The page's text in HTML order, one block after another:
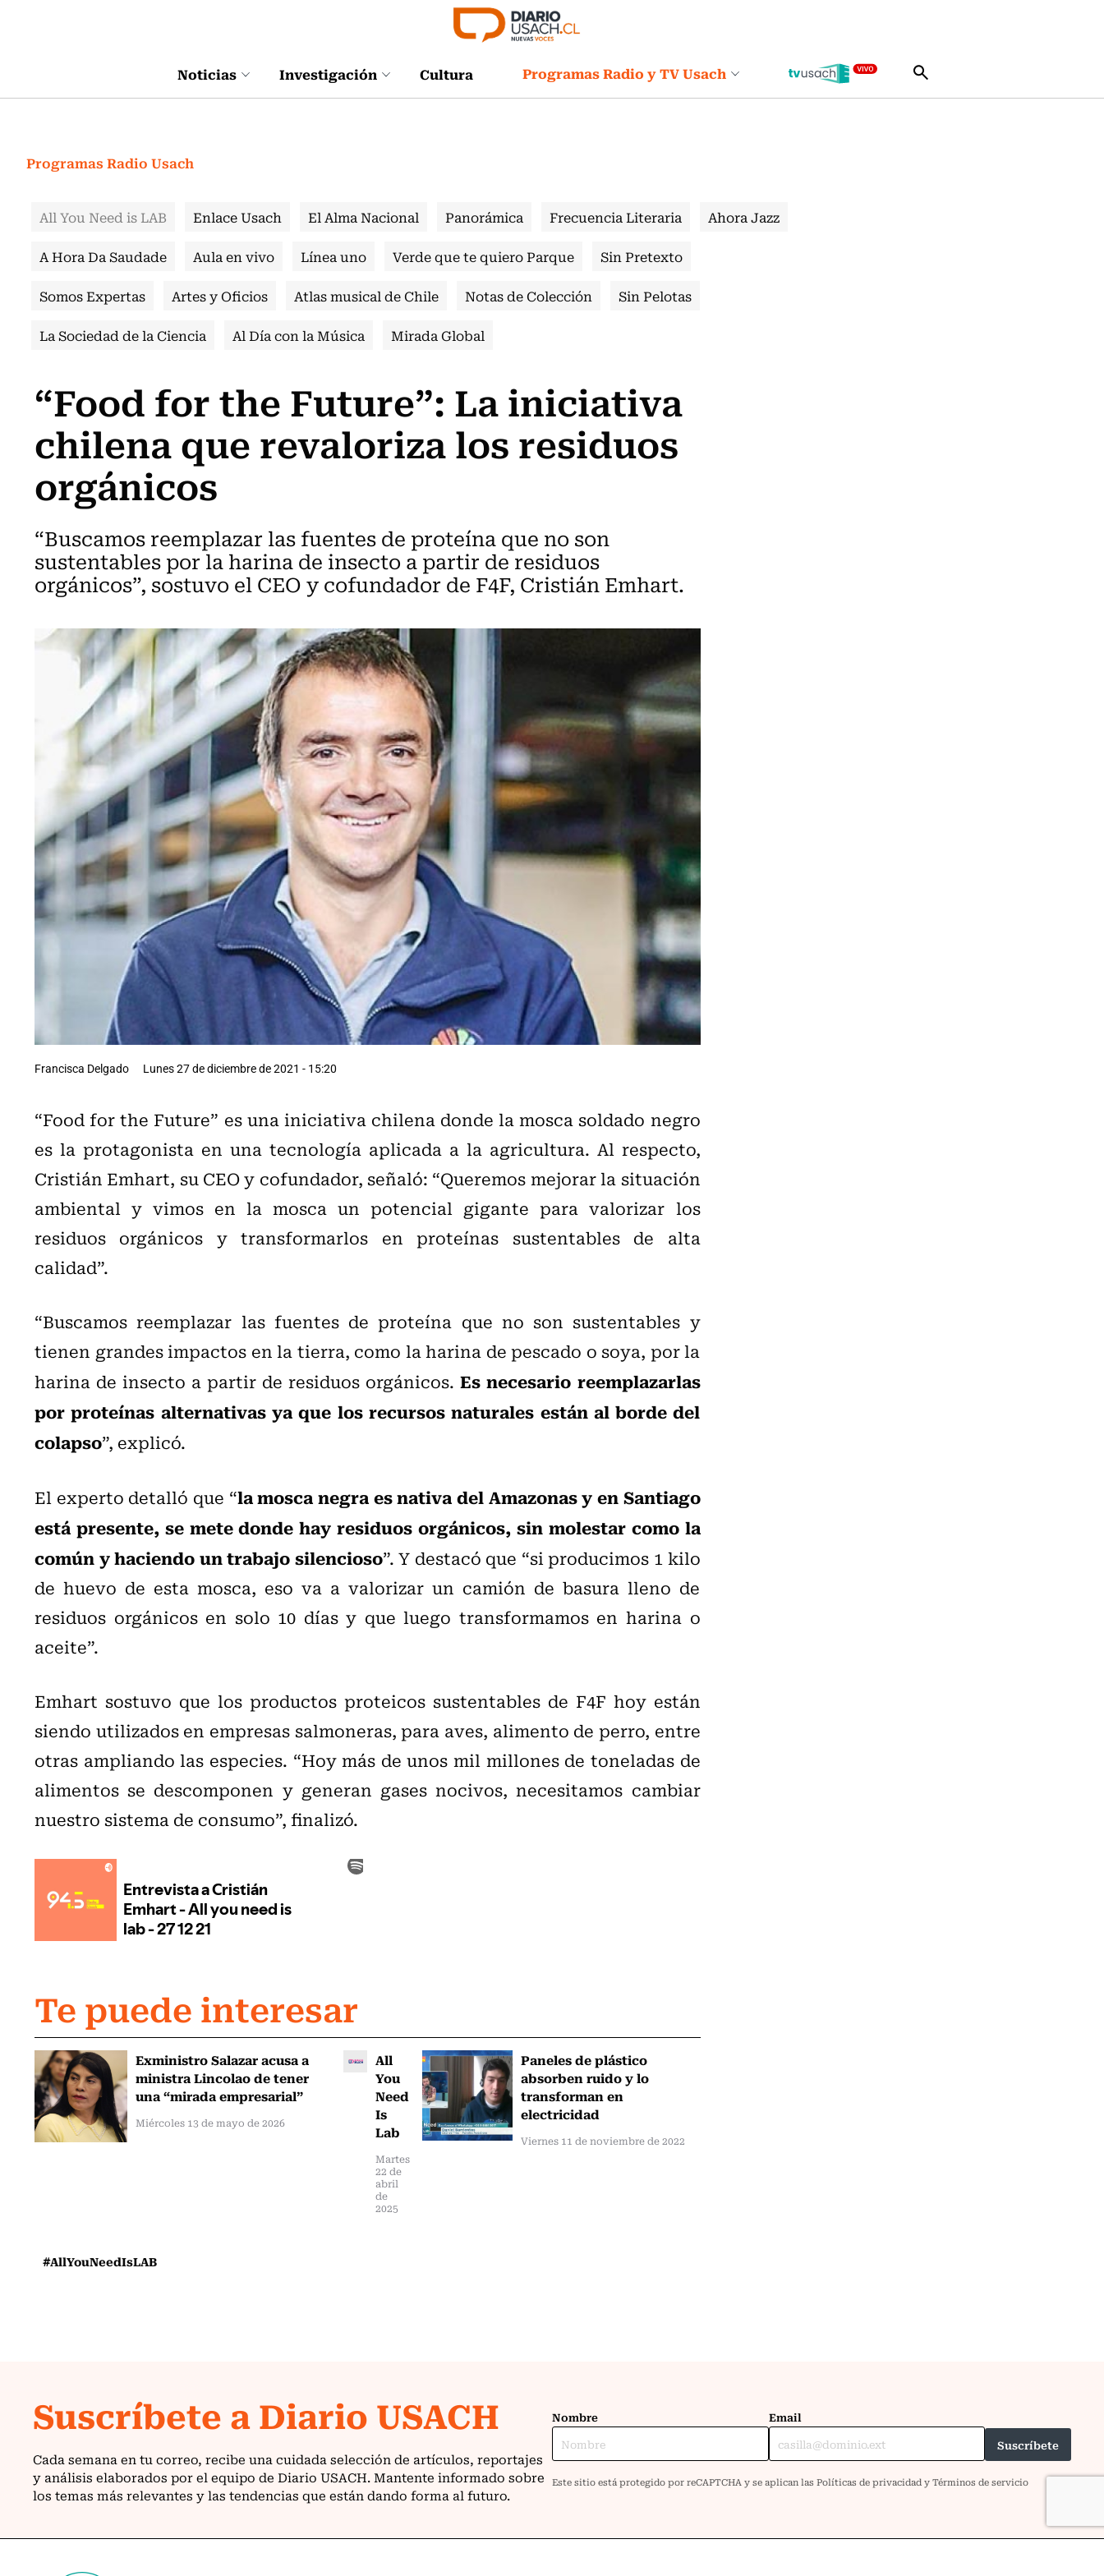
Noticias Investigación Cultura Programas Radio y TV Usach
Programas Radio Usach
All You Need is LAB Enlace Usach El Alma Nacional Panorámica Frecuencia Literaria
Ahora Jazz
A Hora Da Saudade
Aula en vivo Línea uno Verde que te quiero Parque
Sin Pretexto
Somos Expertas
Artes y Oficios Atlas musical de Chile Notas de Colección
Sin Pelotas
La Sociedad de la Ciencia
Al Día con la Música Mirada Global
“Food for the Future”: La iniciativa
chilena que revaloriza los residuos
orgánicos
“Buscamos reemplazar las fuentes de proteína que no son
sustentables por la harina de insecto a partir de residuos
orgánicos”, sostuvo el CEO y cofundador de F4F, Cristián Emhart.
Francisca Delgado Lunes 27 de diciembre de 2021 - 15:20
“Food for the Future” es una iniciativa chilena donde la mosca soldado negro
es la protagonista en una tecnología aplicada a la agricultura. Al respecto,
Cristián Emhart, su CEO y cofundador, señaló: “Queremos mejorar la situación
ambiental y vimos en la mosca un potencial gigante para valorizar los
residuos orgánicos y transformarlos en proteínas sustentables de alta
calidad”.
“Buscamos reemplazar las fuentes de proteína que no son sustentables y
tienen grandes impactos en la tierra, como la harina de pescado o soya, por la
harina de insecto a partir de residuos orgánicos.Es necesario reemplazarlas
por proteínas alternativas ya que los recursos naturales están al borde del
colapso”, explicó.
El experto detalló que “la mosca negra es nativa del Amazonas y en Santiago
está presente, se mete donde hay residuos orgánicos, sin molestar como la
común y haciendo un trabajo silencioso”. Y destacó que “si producimos 1 kilo
de huevo de esta mosca, eso va a valorizar un camión de basura lleno de
residuos orgánicos en solo 10 días y que luego transformamos en harina o
aceite”.
Emhart sostuvo que los productos proteicos sustentables de F4F hoy están
siendo utilizados en empresas salmoneras, para aves, alimento de perro, entre
otras ampliando las especies. “Hoy más de unos mil millones de toneladas de
alimentos se descomponen y generan gases nocivos, necesitamos cambiar
nuestro sistema de consumo”, finalizó.
Te puede interesar
Exministro Salazar acusa a
ministra Lincolao de tener
una “mirada empresarial”
Miércoles 13 de mayo de 2026
All
You
Need
Is
Lab
Martes
22 de
abril
de
2025
Paneles de plástico
absorben ruido y lo
transforman en
electricidad
Viernes 11 de noviembre de 2022
#AllYouNeedIsLAB